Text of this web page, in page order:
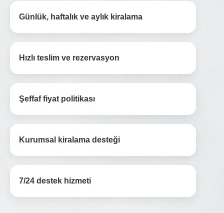
Günlük, haftalık ve aylık kiralama
Hızlı teslim ve rezervasyon
Şeffaf fiyat politikası
Kurumsal kiralama desteği
7/24 destek hizmeti